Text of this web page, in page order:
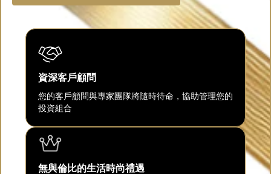
資深客戶顧問
您的客戶顧問與專家團隊將隨時待命，協助管理您的
投資組合
無與倫比的生活時尚禮遇